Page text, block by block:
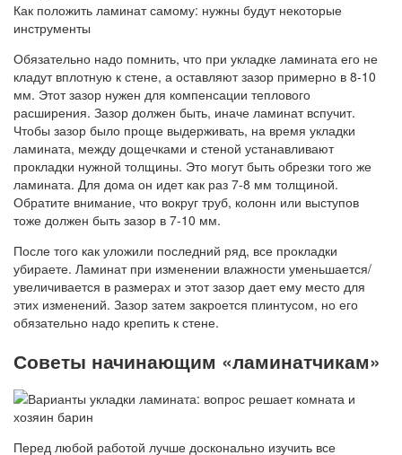
Как положить ламинат самому: нужны будут некоторые
инструменты
Обязательно надо помнить, что при укладке ламината его не
кладут вплотную к стене, а оставляют зазор примерно в 8-10
мм. Этот зазор нужен для компенсации теплового
расширения. Зазор должен быть, иначе ламинат вспучит.
Чтобы зазор было проще выдерживать, на время укладки
ламината, между дощечками и стеной устанавливают
прокладки нужной толщины. Это могут быть обрезки того же
ламината. Для дома он идет как раз 7-8 мм толщиной.
Обратите внимание, что вокруг труб, колонн или выступов
тоже должен быть зазор в 7-10 мм.
После того как уложили последний ряд, все прокладки
убираете. Ламинат при изменении влажности уменьшается/
увеличивается в размерах и этот зазор дает ему место для
этих изменений. Зазор затем закроется плинтусом, но его
обязательно надо крепить к стене.
Советы начинающим «ламинатчикам»
Перед любой работой лучше досконально изучить все